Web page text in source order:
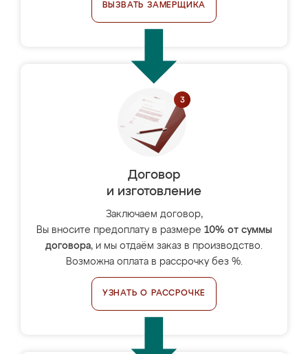
ВЫЗВАТЬ ЗАМЕРЩИКА
Договор
и изготовление
Заключаем договор,
Вы вносите предоплату в размере 10% от суммы
договора, и мы отдаём заказ в производство.
Возможна оплата в рассрочку без %.
УЗНАТЬ О РАССРОЧКЕ